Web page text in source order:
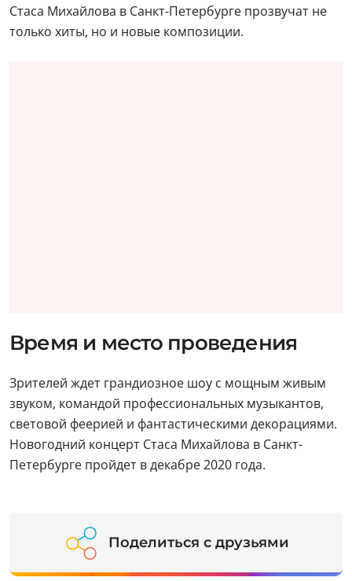
Стаса Михайлова в Санкт-Петербурге прозвучат не
только хиты, но и новые композиции.
Время и место проведения
Зрителей ждет грандиозное шоу с мощным живым
звуком, командой профессиональных музыкантов,
световой феерией и фантастическими декорациями.
Новогодний концерт Стаса Михайлова в Санкт-
Петербурге пройдет в декабре 2020 года.
Поделиться с друзьями